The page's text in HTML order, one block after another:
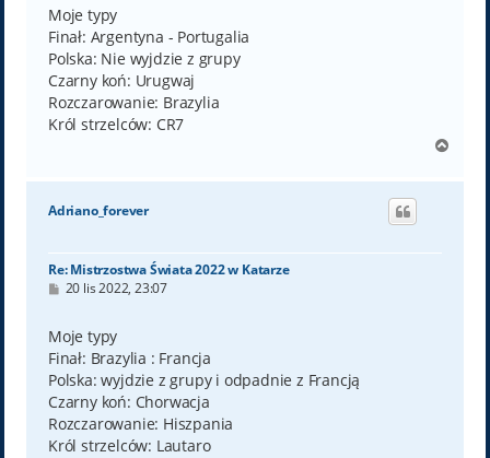
t
Moje typy
Finał: Argentyna - Portugalia
Polska: Nie wyjdzie z grupy
Czarny koń: Urugwaj
Rozczarowanie: Brazylia
Król strzelców: CR7
g
Adriano_forever
Re: Mistrzostwa Świata 2022 w Katarze
P
t
20 lis 2022, 23:07
Moje typy
Finał: Brazylia : Francja
Polska: wyjdzie z grupy i odpadnie z Francją
Czarny koń: Chorwacja
Rozczarowanie: Hiszpania
Król strzelców: Lautaro